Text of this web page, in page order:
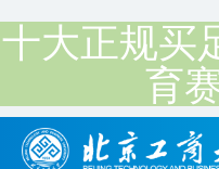
十大正规买
育